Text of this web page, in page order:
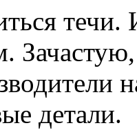
течи.
детали.